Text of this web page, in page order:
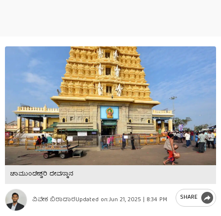
ಚಾಮುಂಡೇಶ್ವರಿ ದೇವಸ್ಥಾನ
ವಿವೇಕ ಬಿರಾದಾರUpdated on:Jun 21, 2025 | 8:34 PM SHARE